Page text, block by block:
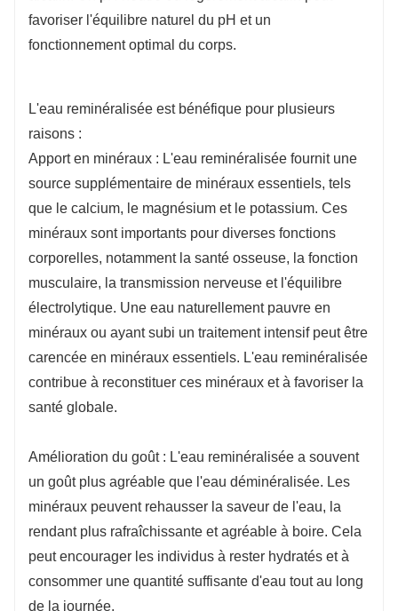
favoriser l'équilibre naturel du pH et un
fonctionnement optimal du corps.
L'eau reminéralisée est bénéfique pour plusieurs
raisons :
Apport en minéraux : L'eau reminéralisée fournit une
source supplémentaire de minéraux essentiels, tels
que le calcium, le magnésium et le potassium. Ces
minéraux sont importants pour diverses fonctions
corporelles, notamment la santé osseuse, la fonction
musculaire, la transmission nerveuse et l'équilibre
électrolytique. Une eau naturellement pauvre en
minéraux ou ayant subi un traitement intensif peut être
carencée en minéraux essentiels. L'eau reminéralisée
contribue à reconstituer ces minéraux et à favoriser la
santé globale.
Amélioration du goût : L'eau reminéralisée a souvent
un goût plus agréable que l'eau déminéralisée. Les
minéraux peuvent rehausser la saveur de l'eau, la
rendant plus rafraîchissante et agréable à boire. Cela
peut encourager les individus à rester hydratés et à
consommer une quantité suffisante d'eau tout au long
de la journée.